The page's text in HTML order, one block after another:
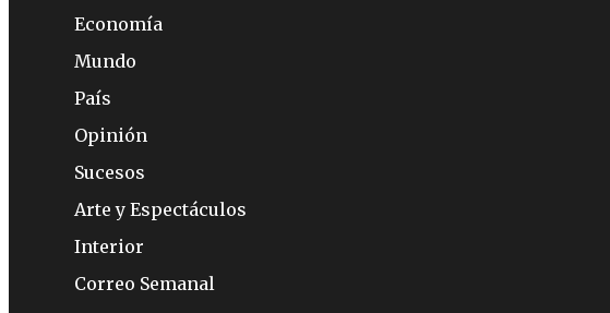
Economía
Mundo
País
Opinión
Sucesos
Arte y Espectáculos
Interior
Correo Semanal